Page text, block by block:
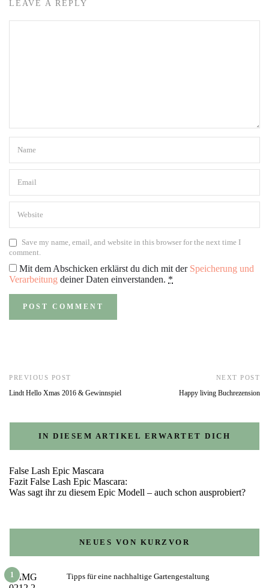
LEAVE A REPLY
Save my name, email, and website in this browser for the next time I
comment.
Mit dem Abschicken erklärst du dich mit der Speicherung und
Verarbeitung deiner Daten einverstanden. *
PREVIOUS POST
Lindt Hello Xmas 2016 & Gewinnspiel
NEXT POST
Happy living Buchrezension
IN DIESEM ARTIKEL ERWARTET DICH
False Lash Epic Mascara
Fazit False Lash Epic Mascara:
Was sagt ihr zu diesem Epic Modell – auch schon ausprobiert?
NEUES VON KURZVOR
1 Tipps für eine nachhaltige Gartengestaltung